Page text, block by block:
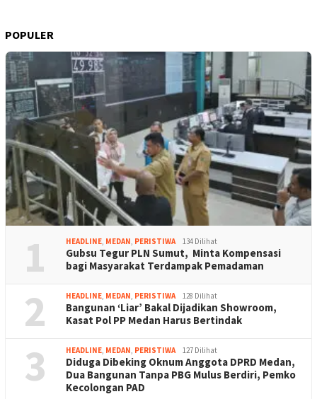
POPULER
1 HEADLINE, MEDAN, PERISTIWA 134 Dilihat
Gubsu Tegur PLN Sumut, Minta Kompensasi
bagi Masyarakat Terdampak Pemadaman
2 HEADLINE, MEDAN, PERISTIWA 128 Dilihat
Bangunan ‘Liar’ Bakal Dijadikan Showroom,
Kasat Pol PP Medan Harus Bertindak
3 HEADLINE, MEDAN, PERISTIWA 127 Dilihat
Diduga Dibeking Oknum Anggota DPRD Medan,
Dua Bangunan Tanpa PBG Mulus Berdiri, Pemko
Kecolongan PAD